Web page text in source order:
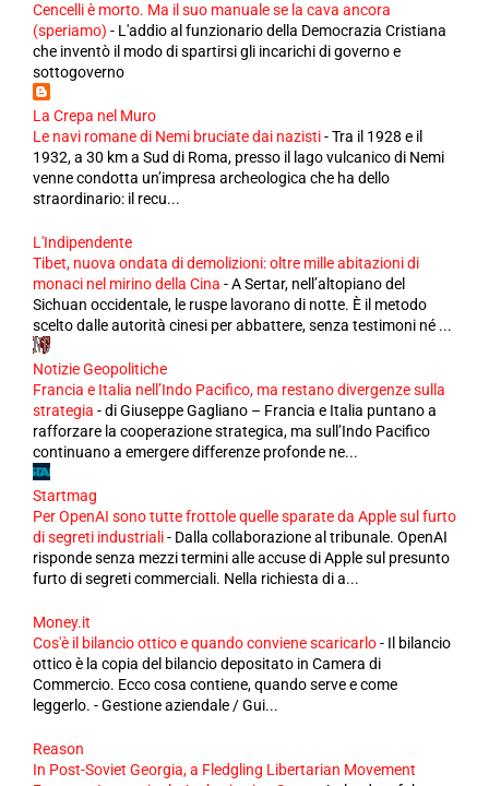
Cencelli è morto. Ma il suo manuale se la cava ancora
(speriamo) - L'addio al funzionario della Democrazia Cristiana
che inventò il modo di spartirsi gli incarichi di governo e
sottogoverno
La Crepa nel Muro
Le navi romane di Nemi bruciate dai nazisti-Tra il 1928 e il
1932, a 30 km a Sud di Roma, presso il lago vulcanico di Nemi
venne condotta un’impresa archeologica che ha dello
straordinario: il recu...
L'Indipendente
Tibet, nuova ondata di demolizioni: oltre mille abitazioni di
monaci nel mirino della Cina -A Sertar, nell’altopiano del
Sichuan occidentale, le ruspe lavorano di notte. È il metodo
scelto dalle autorità cinesi per abbattere, senza testimoni né ...
Notizie Geopolitiche
Francia e Italia nell’Indo Pacifico, ma restano divergenze sulla
strategia -di Giuseppe Gagliano – Francia e Italia puntano a
rafforzare la cooperazione strategica, ma sull’Indo Pacifico
continuano a emergere differenze profonde ne...
Startmag
Per OpenAI sono tutte frottole quelle sparate da Apple sul furto
di segreti industriali- Dalla collaborazione al tribunale. OpenAI
risponde senza mezzi termini alle accuse di Apple sul presunto
furto di segreti commerciali. Nella richiesta di a...
Money.it
Cos'è il bilancio ottico e quando conviene scaricarlo- Il bilancio
ottico è la copia del bilancio depositato in Camera di
Commercio. Ecco cosa contiene, quando serve e come
leggerlo. - Gestione aziendale / Gui...
Reason
In Post-Soviet Georgia, a Fledgling Libertarian Movement